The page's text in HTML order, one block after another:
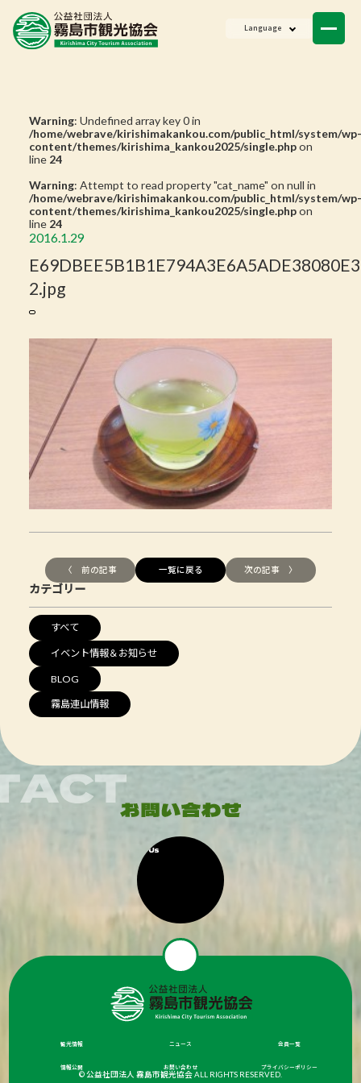
Language
Warning: Undefined array key 0 in
/home/webrave/kirishimakankou.com/public_html/system/wp-
content/themes/kirishima_kankou2025/single.phpon
line 24
Warning: Attempt to read property "cat_name" on null in
/home/webrave/kirishimakankou.com/public_html/system/wp-
content/themes/kirishima_kankou2025/single.phpon
line 24
2016.1.29
2.jpg
〈 前の記事 一覧に戻る 次の記事 〉
カテゴリー
すべて
イベント情報＆お知らせ
BLOG
霧島連山情報
観光情報 ニュース 会員一覧
情報公開 お問い合わせ プライバシーポリシー
© 公益社団法人 霧島市観光協会 ALL RIGHTS RESERVED.